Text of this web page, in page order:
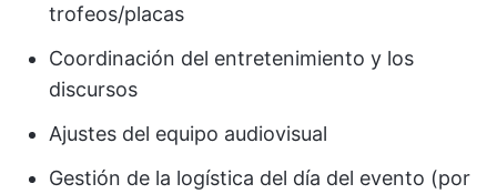
trofeos/placas
Coordinación del entretenimiento y los
discursos
Ajustes del equipo audiovisual
Gestión de la logística del día del evento (por